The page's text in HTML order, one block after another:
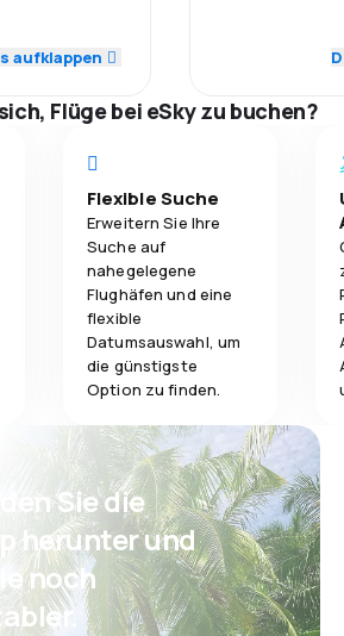
4,0
4,0
3,0
aufklappen
Flugnetz
Reisekomfort
Flüge bei eSky zu buchen?
Flexible Suche
Erweitern Sie Ihre
Suche auf
nahegelegene
Flughäfen und eine
flexible
Datumsauswahl, um
die günstigste
Option zu finden.
Sie die
herunter und
noch